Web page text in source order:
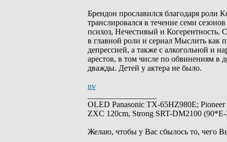
Брендон прославился благодаря роли
транслировался в течение семи
психоз, Нечестивый и Когерентность.
в главной роли и сериал Мыслить как
депрессией, а также с алкогольной и
арестов, в том числе по обвинениям
дважды. Детей у актера не было.
nv
OLED Panasonic TX-65HZ980E;
ZXC 120cm, Strong SRT-DM2100
Желаю, чтобы у Вас сбылось то, чего